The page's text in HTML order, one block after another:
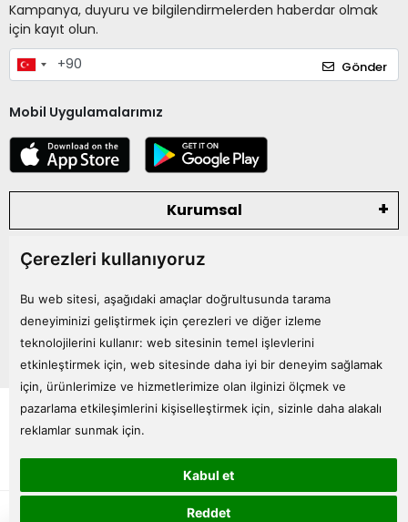
Çerezleri kullanıyoruz
Bu web sitesi, aşağıdaki amaçlar doğrultusunda tarama
deneyiminizi geliştirmek için çerezleri ve diğer izleme
teknolojilerini kullanır: web sitesinin temel işlevlerini
etkinleştirmek için, web sitesinde daha iyi bir deneyim sağlamak
için, ürünlerimize ve hizmetlerimize olan ilginizi ölçmek ve
pazarlama etkileşimlerini kişiselleştirmek için, sizinle daha alakalı
reklamlar sunmak için.
Kabul et
Reddet
Kampanya, duyuru ve bilgilendirmelerden haberdar olmak
için kayıt olun.
Gönder
Mobil Uygulamalarımız
Kurumsal
Kategoriler
Bize Ulaşın
Tüm bilgileriniz 256bit SSL Sertifikası ile korunmaktadır.
© 2024
superKET E-ticaret ve Pazaryeri Entegrasyon Çözümleri